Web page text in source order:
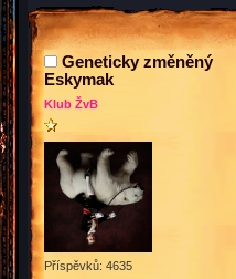
Geneticky změněný
Eskymak
Klub ŽvB
Příspěvků: 4635